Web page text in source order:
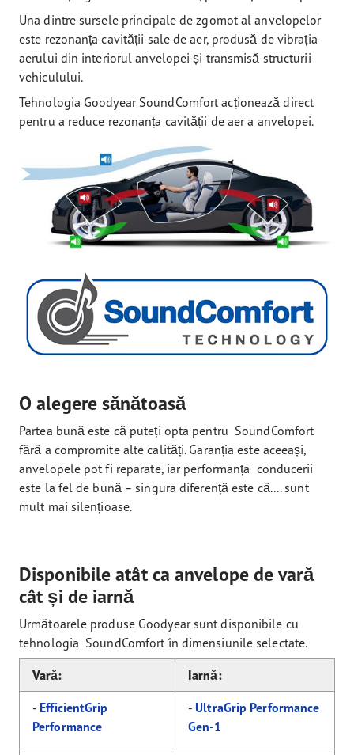
Una dintre sursele principale de zgomot al anvelopelor
este rezonanța cavității sale de aer, produsă de vibrația
aerului din interiorul anvelopei și transmisă structurii
vehiculului.
Tehnologia Goodyear SoundComfort acționează direct
pentru a reduce rezonanța cavității de aer a anvelopei.
O alegere sănătoasă
Partea bună este că puteți opta pentru SoundComfort
fără a compromite alte calități. Garanția este aceeași,
anvelopele pot fi reparate, iar performanța conducerii
este la fel de bună – singura diferență este că.... sunt
mult mai silențioase.
Disponibile atât ca anvelope de vară
cât și de iarnă
Următoarele produse Goodyear sunt disponibile cu
tehnologia SoundComfort în dimensiunile selectate.
Vară: Iarnă:
- EfficientGrip
Performance
- UltraGrip Performance
Gen-1